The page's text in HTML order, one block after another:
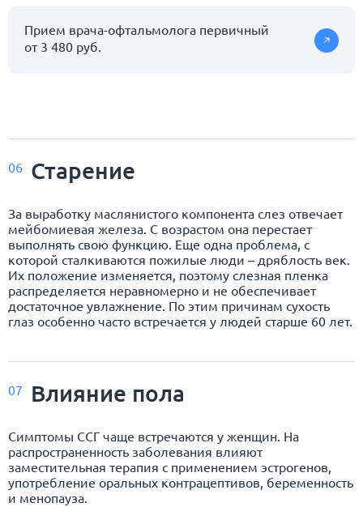
Прием врача-офтальмолога первичный
от 3 480 руб.
06 Старение
За выработку маслянистого компонента слез отвечает
мейбомиевая железа. С возрастом она перестает
выполнять свою функцию. Еще одна проблема, с
которой сталкиваются пожилые люди – дряблость век.
Их положение изменяется, поэтому слезная пленка
распределяется неравномерно и не обеспечивает
достаточное увлажнение. По этим причинам сухость
глаз особенно часто встречается у людей старше 60 лет.
07 Влияние пола
Симптомы ССГ чаще встречаются у женщин. На
распространенность заболевания влияют
заместительная терапия с применением эстрогенов,
употребление оральных контрацептивов, беременность
и менопауза.